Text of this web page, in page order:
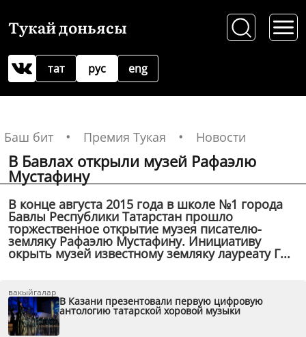
Тукай доньясы
рус
тат eng
Баш бит Премия Тукая Новости
В Бавлах открыли музей Рафаэлю
Мустафину
В конце августа 2015 года в школе №1 города
Бавлы Республики Татарстан прошло
торжественное открытие музея писателю-
земляку Рафаэлю Мустафину. Инициативу
окрыть музей известному земляку лауреату Г...
вакыйгалар
В Казани презентовали первую цифровую
антологию татарской хоровой музыки